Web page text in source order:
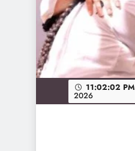
11:02:03 PM
2026